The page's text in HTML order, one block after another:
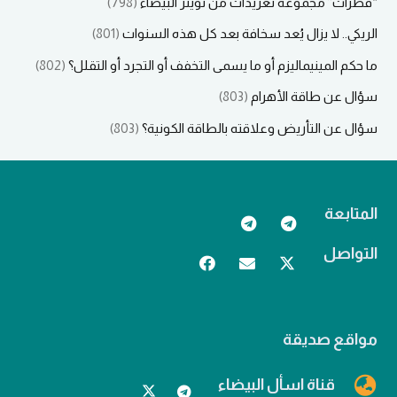
الريكي.. لا يزال يُعد سخافة بعد كل هذه السنوات (801)
ما حكم المينيماليزم أو ما يسمى التخفف أو التجرد أو التقلل؟ (802)
سؤال عن طاقة الأهرام (803)
سؤال عن التأريض وعلاقته بالطاقة الكونية؟ (803)
المتابعة
التواصل
مواقع صديقة
قناة اسأل البيضاء